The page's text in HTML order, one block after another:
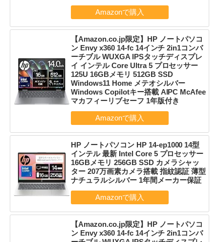
【Amazon.co.jp限定】HP ノートパソコ
ン Envy x360 14-fc 14インチ 2in1コンバ
ーチブル WUXGA IPSタッチディスプレ
イ インテル Core Ultra 5 プロセッサー
125U 16GBメモリ 512GB SSD
Windows11 Home メテオシルバー
Windows Copilotキー搭載 AIPC McAfee
マカフィーリブセーフ 1年版付き
HP ノートパソコン HP 14-ep1000 14型
インテル 最新 Intel Core 5 プロセッサー
16GBメモリ 256GB SSD カメラシャッ
ター 207万画素カメラ搭載 指紋認証 薄型
ナチュラルシルバー 1年間メーカー保証
【Amazon.co.jp限定】HP ノートパソコ
ン Envy x360 14-fc 14インチ 2in1コンバ